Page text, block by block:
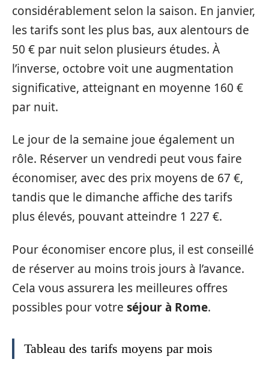
considérablement selon la saison. En janvier,
les tarifs sont les plus bas, aux alentours de
50 € par nuit selon plusieurs études. À
l’inverse, octobre voit une augmentation
significative, atteignant en moyenne 160 €
par nuit.
Le jour de la semaine joue également un
rôle. Réserver un vendredi peut vous faire
économiser, avec des prix moyens de 67 €,
tandis que le dimanche affiche des tarifs
plus élevés, pouvant atteindre 1 227 €.
Pour économiser encore plus, il est conseillé
de réserver au moins trois jours à l’avance.
Cela vous assurera les meilleures offres
possibles pour votre séjour à Rome.
Tableau des tarifs moyens par mois